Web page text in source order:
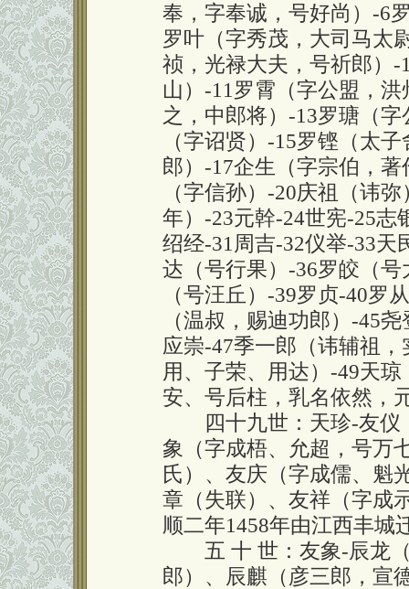
奉，字奉诚，号好尚）-6
罗叶（字秀茂，大司马太
祯，光禄大夫，号祈郎）
山）-11罗霄（字公盟，
之，中郎将）-13罗瑭（
（字诏贤）-15罗铿（太
郎）-17企生（字宗伯，
（字信孙）-20庆祖（讳
年）-23元幹-24世宪-25志
绍经-31周吉-32仪举-33天
达（号行果）-36罗皎（
（号汪丘）-39罗贞-40罗
（温叔，赐迪功郎）-45
应崇-47季一郎（讳辅祖
用、子荣、用达）-49天
安、号后柱，乳名依然，
四十九世：天珍-友仪
象（字成梧、允超，号万
氏）、友庆（字成儒、魁
章（失联）、友祥（字成
顺二年1458年由江西丰城
五 十 世：友象-辰龙（
郎）、辰麒（彦三郎，宣